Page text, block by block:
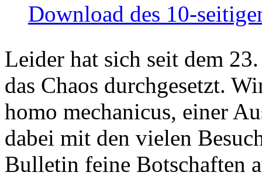
Download des 10-
Leider hat sich seit dem
das Chaos durchgesetzt.
homo mechanicus, einer
dabei mit den vielen
Bulletin feine Botschaften